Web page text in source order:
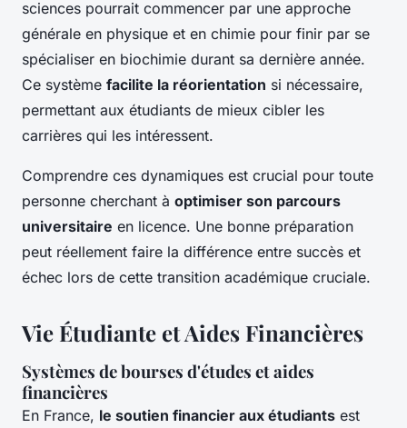
sciences pourrait commencer par une approche
générale en physique et en chimie pour finir par se
spécialiser en biochimie durant sa dernière année.
Ce système facilite la réorientation si nécessaire,
permettant aux étudiants de mieux cibler les
carrières qui les intéressent.
Comprendre ces dynamiques est crucial pour toute
personne cherchant à optimiser son parcours
universitaire en licence. Une bonne préparation
peut réellement faire la différence entre succès et
échec lors de cette transition académique cruciale.
Vie Étudiante et Aides Financières
Systèmes de bourses d'études et aides
financières
En France, le soutien financier aux étudiants est